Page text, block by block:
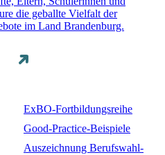
die geballte Vielfalt der
im Land Brandenburg.
ExBO-Fortbildungsreihe
Good-Practice-Beispiele
Auszeichnung Berufswahl-